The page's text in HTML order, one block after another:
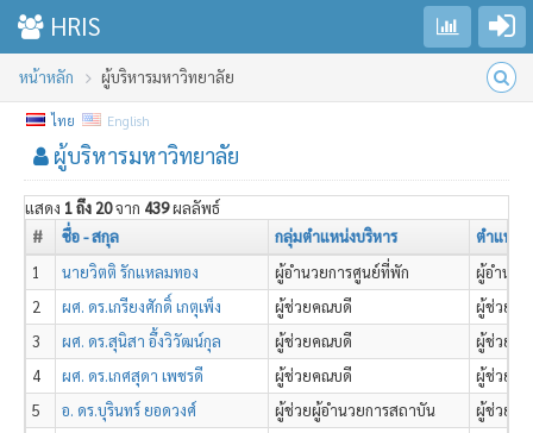
HRIS
Go to login
Toggle sidebar
หน้าหลัก ผู้บริหารมหาวิทยาลัย
ไทย English
ผู้บริหารมหาวิทยาลัย
แสดง 1 ถึง 20จาก 439ผลลัพธ์
#
ชื่อ - สกุล กลุ่มตำแหน่งบริหาร
ตำแหน่ง
1
นายวิตติ รักแหลมทอง ผู้อำนวยการศูนย์ที่พัก
ผู้อำนวย
2
ผศ. ดร.เกรียงศักดิ์ เกตุเพ็ง ผู้ช่วยคณบดี
ผู้ช่วยค
3
ผศ. ดร.สุนิสา อึ้งวิวัฒน์กุล ผู้ช่วยคณบดี
ผู้ช่วยค
4
ผศ. ดร.เกศสุดา เพชรดี ผู้ช่วยคณบดี
ผู้ช่วยค
5
อ. ดร.บุรินทร์ ยอดวงศ์ ผู้ช่วยผู้อำนวยการสถาบัน
ผู้ช่วยผู้อ